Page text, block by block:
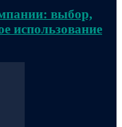
выбор,
использование